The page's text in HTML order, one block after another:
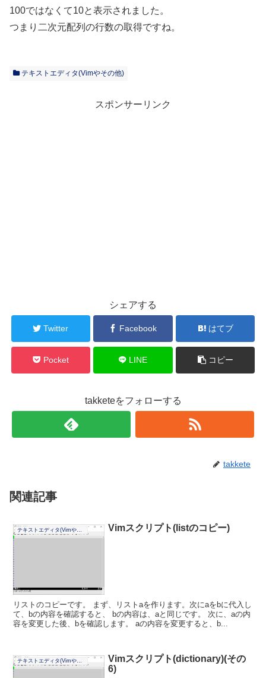
100ではなくて10と表示されました。
つまり二次元配列の行数の取得ですね。
テキストエディタ(Vimやその他)
スポンサーリンク
シェアする
Twitter Facebook はてブ
Pocket LINE コピー
takketeをフォローする
takkete
関連記事
テキストエディタ(Vimやその他) Vimスクリプト(listのコピー)
リストのコピーです。 まず、リストaを作ります。次にaをbに代入し
て、bの内容を確認すると、 bの内容は、aと同じです。 次に、aの内
容を変更した後、bを確認します。 aの内容を変更すると、b...
テキストエディタ(Vimやその他)
Vimスクリプト(dictionary)(その
6)